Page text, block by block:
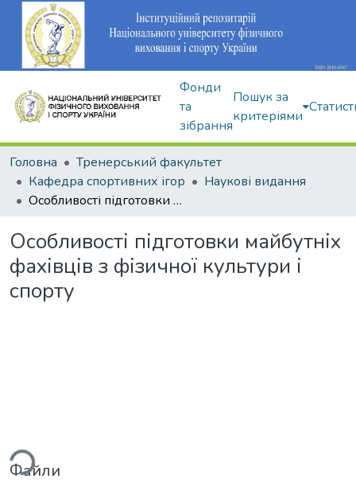
Фонди
та
зібрання
Пошук за
критеріями
Головна
Тренерський факультет
Кафедра спортивних ігор
Наукові видання
Особливості підготовки майбутніх фахівців з фізичної культури і спорту
Особливості підготовки майбутніх
фахівців з фізичної культури і
спорту
Файли